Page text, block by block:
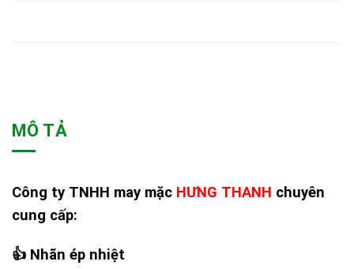
MÔ TẢ
Công ty TNHH may mặc HƯNG THANH chuyên
cung cấp:
👍 Nhãn ép nhiệt